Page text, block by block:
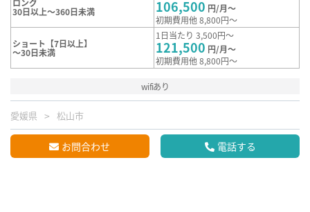
ロング
30日以上～360日未満 106,500 円/月～
初期費用他 8,800円～
ショート【7日以上】
～30日未満
1日当たり 3,500円～
121,500 円/月～
初期費用他 8,800円～
wifiあり
愛媛県 松山市
お問合わせ 電話する